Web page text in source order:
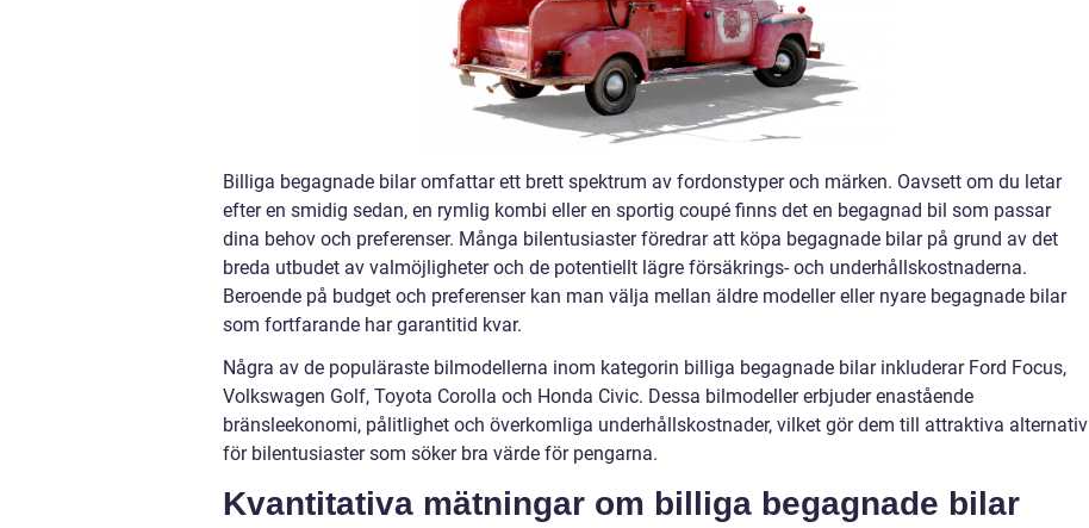
Billiga begagnade bilar omfattar ett brett spektrum av fordonstyper och märken. Oavsett om du letar
efter en smidig sedan, en rymlig kombi eller en sportig coupé finns det en begagnad bil som passar
dina behov och preferenser. Många bilentusiaster föredrar att köpa begagnade bilar på grund av det
breda utbudet av valmöjligheter och de potentiellt lägre försäkrings- och underhållskostnaderna.
Beroende på budget och preferenser kan man välja mellan äldre modeller eller nyare begagnade bilar
som fortfarande har garantitid kvar.
Några av de populäraste bilmodellerna inom kategorin billiga begagnade bilar inkluderar Ford Focus,
Volkswagen Golf, Toyota Corolla och Honda Civic. Dessa bilmodeller erbjuder enastående
bränsleekonomi, pålitlighet och överkomliga underhållskostnader, vilket gör dem till attraktiva alternativ
för bilentusiaster som söker bra värde för pengarna.
Kvantitativa mätningar om billiga begagnade bilar